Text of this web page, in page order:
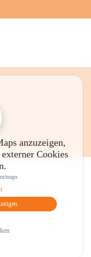
anzuzeigen,
Cookies
maps